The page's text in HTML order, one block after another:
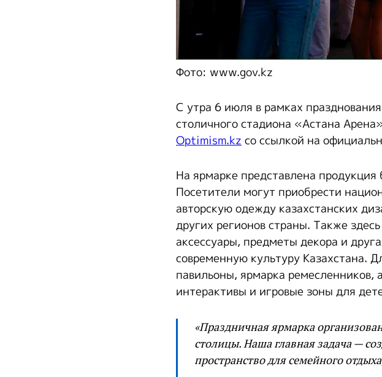
Фото: www.gov.kz
С утра 6 июля в рамках
столичного стадиона «Астана
Optimism.kz со ссылкой на
На ярмарке представлена
Посетители могут приобрести
авторскую одежду казахстанских
других регионов страны. Также
аксессуары, предметы декора и
современную культуру Казахстана.
павильоны, ярмарка
интерактивы и игровые зоны для
«Праздничная ярмарка
столицы. Наша главная задача —
пространство для семейного